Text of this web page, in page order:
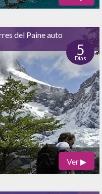
del Paine auto
5
Días
Ver ▶